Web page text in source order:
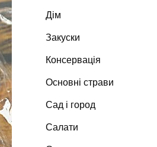
Дім
Закуски
Консервація
Основні страви
Сад і город
Салати